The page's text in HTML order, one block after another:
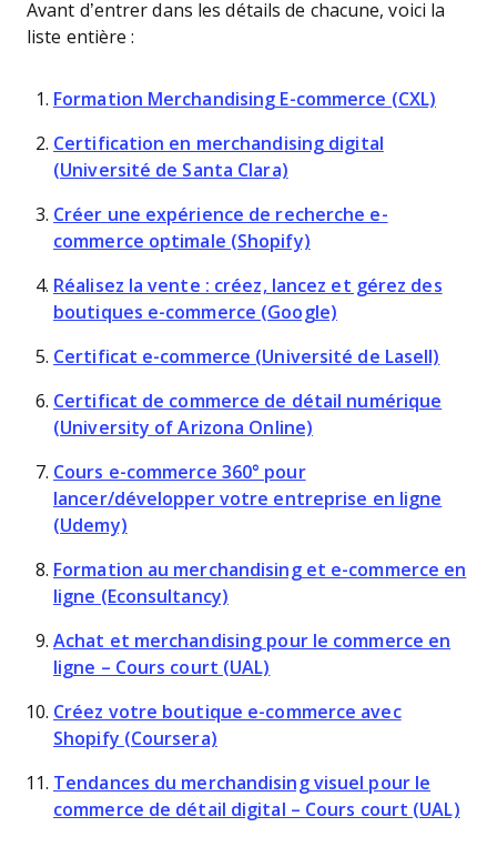
Avant d’entrer dans les détails de chacune, voici la
liste entière :
Formation Merchandising E-commerce (CXL)
Certification en merchandising digital
(Université de Santa Clara)
Créer une expérience de recherche e-
commerce optimale (Shopify)
Réalisez la vente : créez, lancez et gérez des
boutiques e-commerce (Google)
Certificat e-commerce (Université de Lasell)
Certificat de commerce de détail numérique
(University of Arizona Online)
Cours e-commerce 360° pour
lancer/développer votre entreprise en ligne
(Udemy)
Formation au merchandising et e-commerce en
ligne (Econsultancy)
Achat et merchandising pour le commerce en
ligne – Cours court (UAL)
Créez votre boutique e-commerce avec
Shopify (Coursera)
Tendances du merchandising visuel pour le
commerce de détail digital – Cours court (UAL)